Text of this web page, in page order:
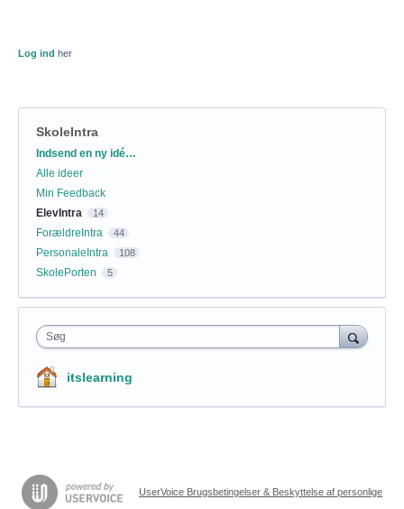
Log ind her
SkoleIntra
Kategorier
Indsend en ny idé…
Alle ideer
Min Feedback
ElevIntra
14
ForældreIntra 44
PersonaleIntra 108
SkolePorten 5
Søg
itslearning
UserVoice Brugsbetingelser & Beskyttelse af personlige